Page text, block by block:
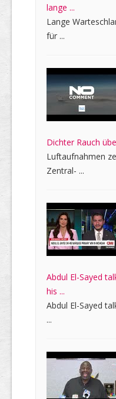
lange ...
Lange
für ...
Dichter Rauch
Luftaufnahmen
Zentral- ...
Abdul El-Sayed
his ...
Abdul El-Sayed
...